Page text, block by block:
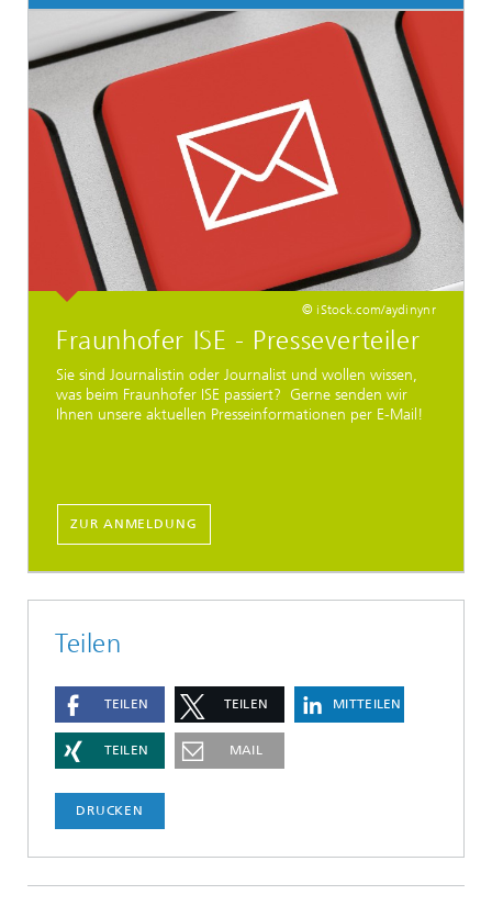
© iStock.com/aydinynr
Fraunhofer ISE - Presseverteiler
Sie sind Journalistin oder Journalist und wollen wissen,
was beim Fraunhofer ISE passiert? Gerne senden wir
Ihnen unsere aktuellen Presseinformationen per E-Mail!
ZUR ANMELDUNG
Teilen
TEILEN TEILEN MITTEILEN
TEILEN MAIL
DRUCKEN